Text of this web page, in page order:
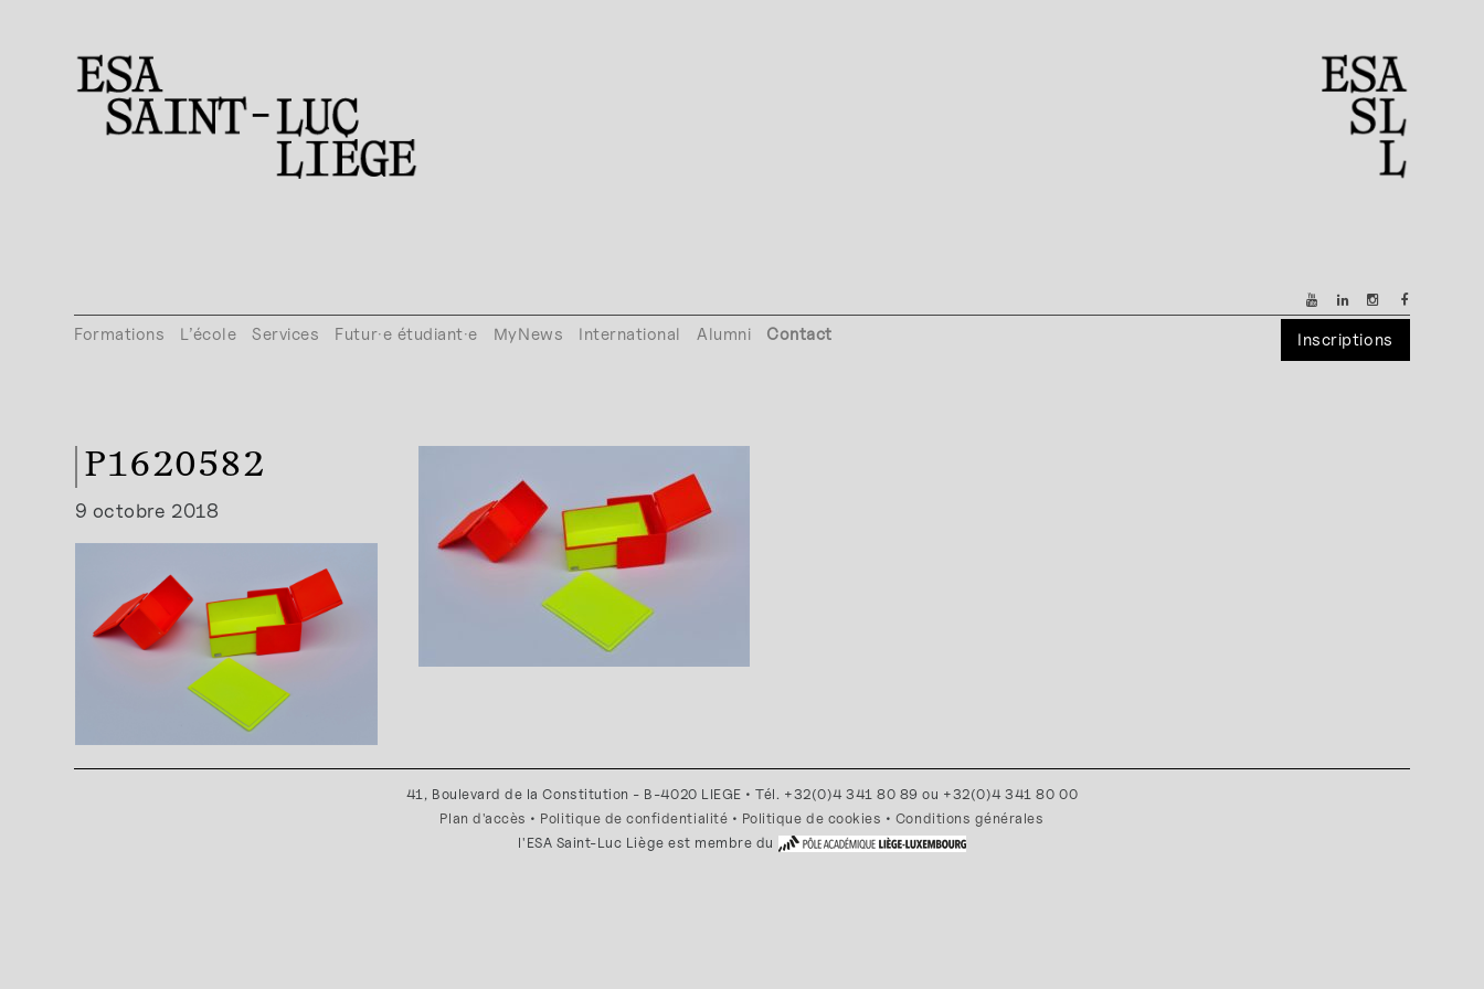
Formations L’école Services Futur·e étudiant·e MyNews International Alumni Contact Inscriptions
P1620582
9 octobre 2018
41, Boulevard de la Constitution - B-4020 LIEGE • Tél. +32(0)4 341 80 89 ou +32(0)4 341 80 00
Plan d'accès • Politique de confidentialité • Politique de cookies • Conditions générales
l'ESA Saint-Luc Liège est membre du